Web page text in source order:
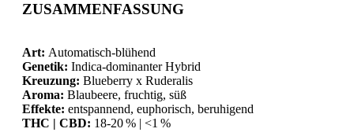
ZUSAMMENFASSUNG
Art: Automatisch-blühend
Genetik: Indica-dominanter Hybrid
Kreuzung: Blueberry x Ruderalis
Aroma: Blaubeere, fruchtig, süß
Effekte: entspannend, euphorisch, beruhigend
THC | CBD: 18-20 % | <1 %